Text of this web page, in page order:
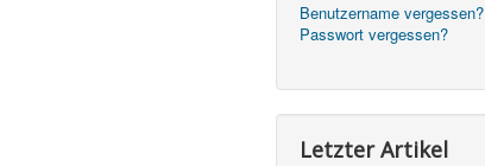
Benutzername vergessen?
Passwort vergessen?
Letzter Artikel